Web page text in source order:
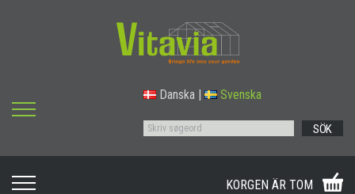
Danska Svenska
SÖK
KORGEN ÄR TOM